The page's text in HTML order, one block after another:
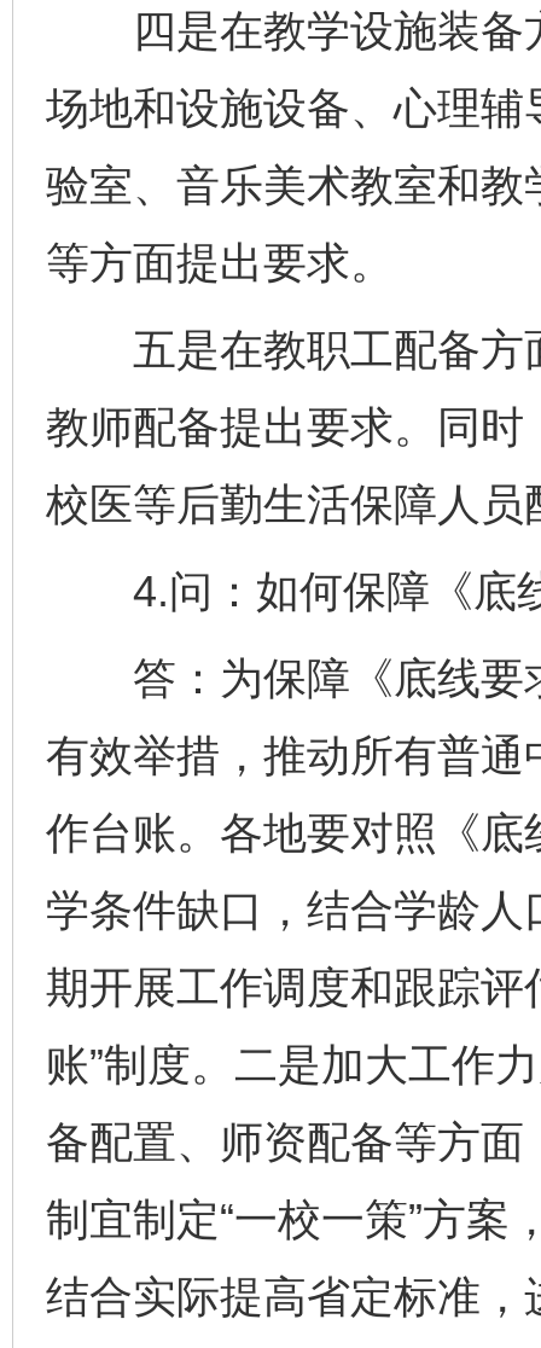
四是在教学设施装备
场地和设施设备、心理
验室、音乐美术教室和
等方面提出要求。
五是在教职工配备方
教师配备提出要求。同
校医等后勤生活保障人员
4.问：如何保障《底
答：为保障《底线要
有效举措，推动所有普
作台账。各地要对照《
学条件缺口，结合学龄
期开展工作调度和跟踪评
账”制度。二是加大工作
备配置、师资配备等方
制宜制定“一校一策”方案
结合实际提高省定标准